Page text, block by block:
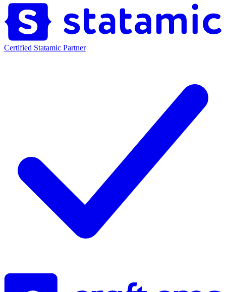
Certified Statamic Partner